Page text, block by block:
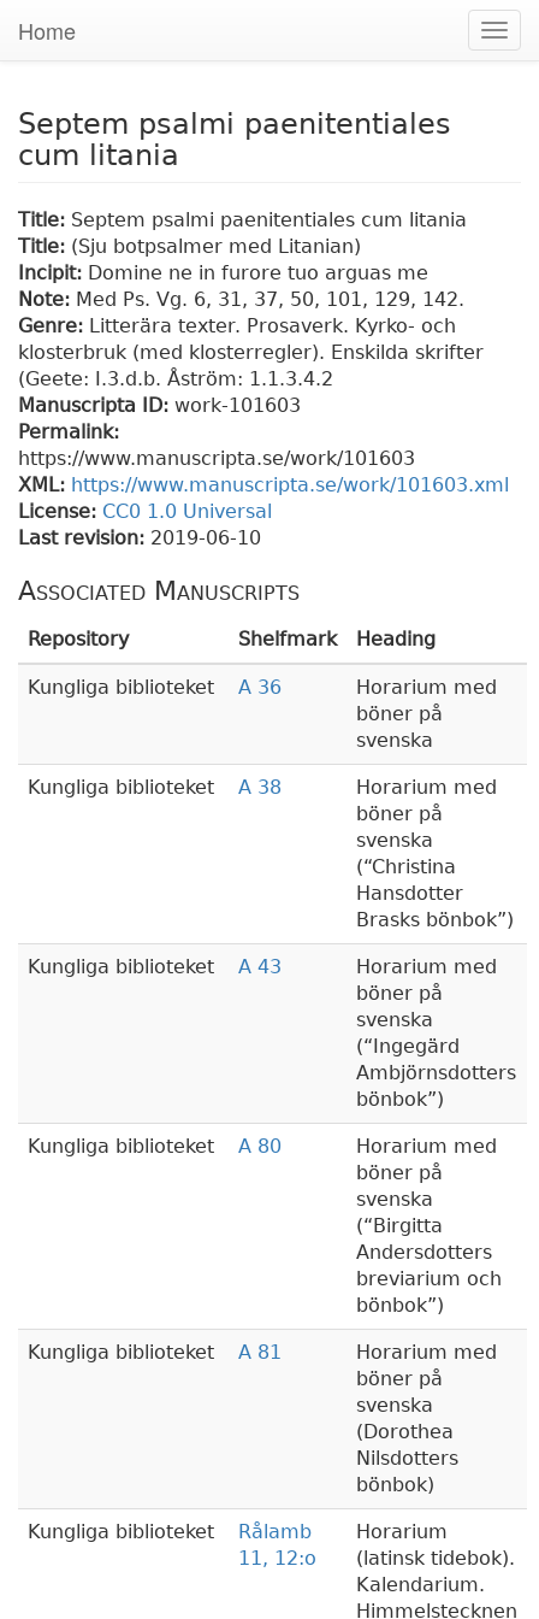
Home
Septem psalmi paenitentiales
cum litania
Title: Septem psalmi paenitentiales cum litania
Title: (Sju botpsalmer med Litanian)
Incipit: Domine ne in furore tuo arguas me
Note: Med Ps. Vg. 6, 31, 37, 50, 101, 129, 142.
Genre: Litterära texter. Prosaverk. Kyrko- och
klosterbruk (med klosterregler). Enskilda skrifter
(Geete: I.3.d.b. Åström: 1.1.3.4.2
Manuscripta ID: work-101603
Permalink:
https://www.manuscripta.se/work/101603
XML: https://www.manuscripta.se/work/101603.xml
License: CC0 1.0 Universal
Last revision: 2019-06-10
Associated Manuscripts
Repository Shelfmark Heading
Kungliga biblioteket A 36
Horarium med
böner på
svenska
Kungliga biblioteket A 38
Horarium med
böner på
svenska
( Christina
Hansdotter
Brasks bönbok )
Kungliga biblioteket A 43
Horarium med
böner på
svenska
( Ingegärd
Ambjörnsdotters
bönbok )
Kungliga biblioteket A 80
Horarium med
böner på
svenska
( Birgitta
Andersdotters
breviarium och
bönbok )
Kungliga biblioteket A 81
Horarium med
böner på
svenska
(Dorothea
Nilsdotters
bönbok)
Kungliga biblioteket
Rålamb
11, 12:o
Horarium
(latinsk tidebok).
Kalendarium.
Himmelstecknen